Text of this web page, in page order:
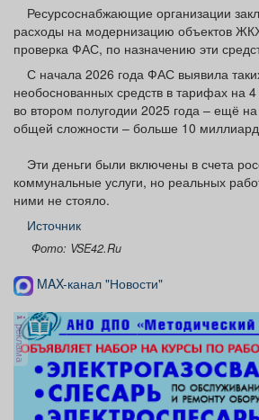
ТВ программа Я - пенсионер
Ресурсоснабжающие организации
расходы на модернизацию объектов
проверка ФАС, по назначению эти
С начала 2026 года ФАС выявила
необоснованных средств в тарифах на
во втором полугодии 2025 года – ещё
общей сложности – больше 10
Эти деньги были включены в счета
коммунальные услуги, но реальных
ними не стояло.
Источник
Фото: VSE42.Ru
MAX-канал "Новости"
реклама